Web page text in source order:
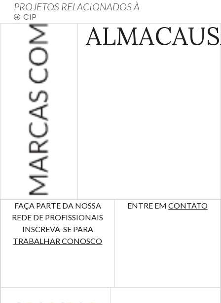
PROJETOS RELACIONADOS À
CIP
ALMA
FAÇA PARTE DA NOSSA
REDE DE PROFISSIONAIS
INSCREVA-SE PARA
TRABALHAR CONOSCO
ENTRE EM CONTATO